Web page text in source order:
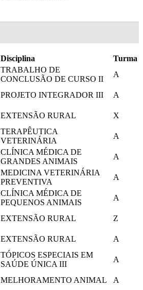
Disciplina
Turma
TRABALHO DE
CONCLUSÃO DE CURSO II
A
PROJETO INTEGRADOR III
A
EXTENSÃO RURAL
X
TERAPÊUTICA
VETERINÁRIA
A
CLÍNICA MÉDICA DE
GRANDES ANIMAIS
A
MEDICINA VETERINÁRIA
PREVENTIVA
A
CLÍNICA MÉDICA DE
PEQUENOS ANIMAIS
A
EXTENSÃO RURAL
Z
EXTENSÃO RURAL
A
TÓPICOS ESPECIAIS EM
SAÚDE ÚNICA III
A
MELHORAMENTO ANIMAL A